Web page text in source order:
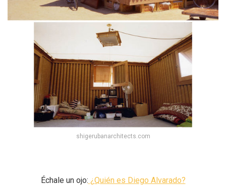
shigerubanarchitects.com
Échale un ojo: ¿Quién es Diego Alvarado?